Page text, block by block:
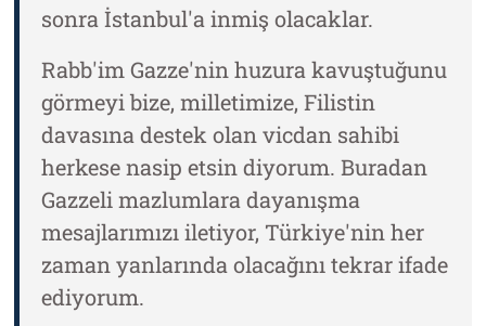
sonra İstanbul'a inmiş olacaklar.
Rabb'im Gazze'nin huzura kavuştuğunu
görmeyi bize, milletimize, Filistin
davasına destek olan vicdan sahibi
herkese nasip etsin diyorum. Buradan
Gazzeli mazlumlara dayanışma
mesajlarımızı iletiyor, Türkiye'nin her
zaman yanlarında olacağını tekrar ifade
ediyorum.